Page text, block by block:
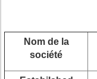
Nom de la
société